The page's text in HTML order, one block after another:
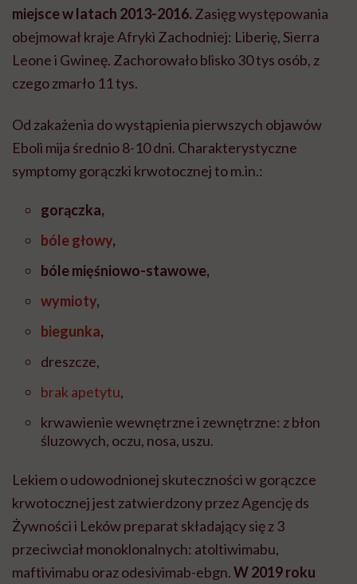
miejsce w latach 2013-2016. Zasięg występowania
obejmował kraje Afryki Zachodniej: Liberię, Sierra
Leone i Gwineę. Zachorowało blisko 30 tys osób, z
czego zmarło 11 tys.
Od zakażenia do wystąpienia pierwszych objawów
Eboli mija średnio 8-10 dni. Charakterystyczne
symptomy gorączki krwotocznej to m.in.:
gorączka,
bóle głowy,
bóle mięśniowo-stawowe,
wymioty,
biegunka,
dreszcze,
brak apetytu,
krwawienie wewnętrzne i zewnętrzne: z błon
śluzowych, oczu, nosa, uszu.
Lekiem o udowodnionej skuteczności w gorączce
krwotocznej jest zatwierdzony przez Agencję ds
Żywności i Leków preparat składający się z 3
przeciwciał monoklonalnych: atoltiwimabu,
maftivimabu oraz odesivimab-ebgn.W 2019 roku